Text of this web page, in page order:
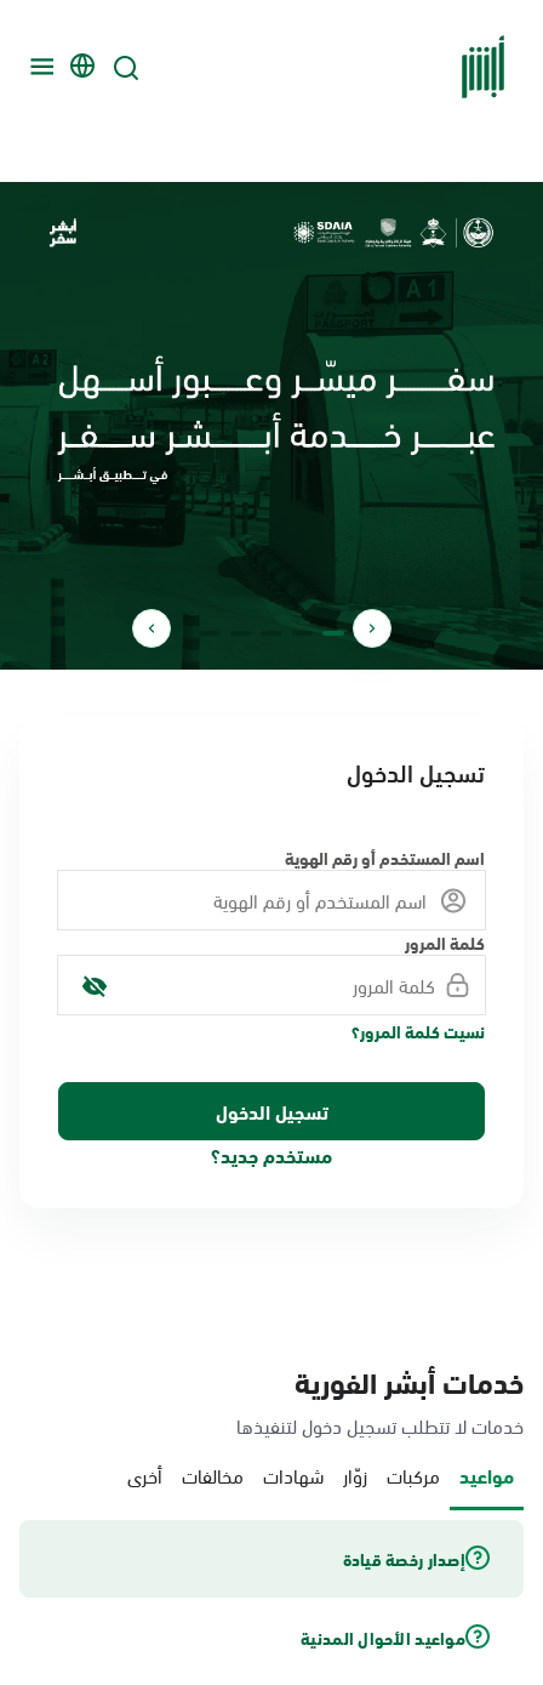
تسجيل الدخول
اسم المستخدم أو رقم الهوية
كلمة المرور
نسيت كلمة المرور؟
مستخدم جديد؟
خدمات أبشر الفورية
خدمات لا تتطلب تسجيل دخول لتنفيذها
مواعيد مركبات زوّار شهادات مخالفات أخرى
إصدار رخصة قيادة
مواعيد الأحوال المدنية